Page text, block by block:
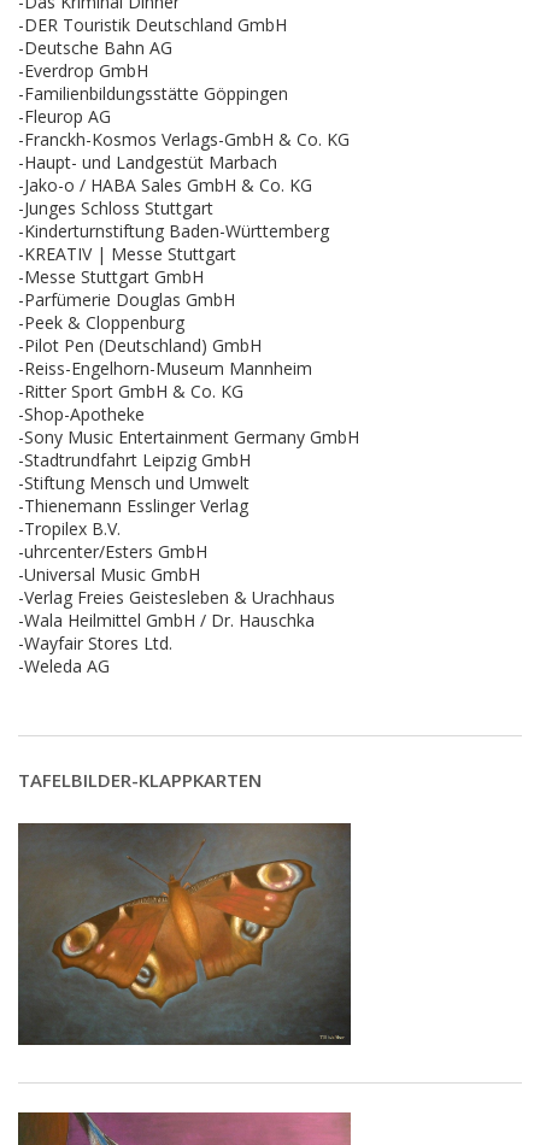
-DER Touristik Deutschland GmbH
-Deutsche Bahn AG
-Everdrop GmbH
-Familienbildungsstätte Göppingen
-Fleurop AG
-Franckh-Kosmos Verlags-GmbH & Co. KG
-Haupt- und Landgestüt Marbach
-Jako-o / HABA Sales GmbH & Co. KG
-Junges Schloss Stuttgart
-Kinderturnstiftung Baden-Württemberg
-KREATIV | Messe Stuttgart
-Messe Stuttgart GmbH
-Parfümerie Douglas GmbH
-Peek & Cloppenburg
-Pilot Pen (Deutschland) GmbH
-Reiss-Engelhorn-Museum Mannheim
-Ritter Sport GmbH & Co. KG
-Shop-Apotheke
-Sony Music Entertainment Germany GmbH
-Stadtrundfahrt Leipzig GmbH
-Stiftung Mensch und Umwelt
-Thienemann Esslinger Verlag
-Tropilex B.V.
-uhrcenter/Esters GmbH
-Universal Music GmbH
-Verlag Freies Geistesleben & Urachhaus
-Wala Heilmittel GmbH / Dr. Hauschka
-Wayfair Stores Ltd.
-Weleda AG
TAFELBILDER-KLAPPKARTEN